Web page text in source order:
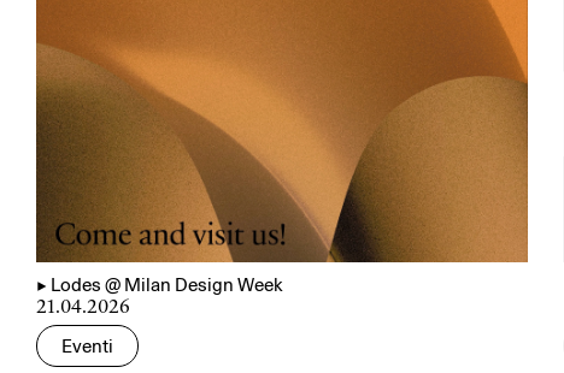
▲ Lodes @ Milan Design Week
21.04.2026
Eventi